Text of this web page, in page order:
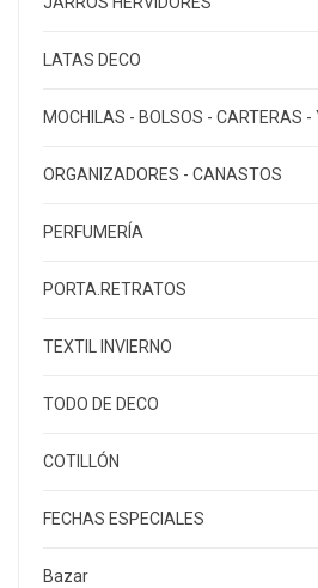
LATAS DECO
MOCHILAS - BOLSOS - CARTERAS -
ORGANIZADORES - CANASTOS
PERFUMERÍA
PORTA.RETRATOS
TEXTIL INVIERNO
TODO DE DECO
COTILLÓN
FECHAS ESPECIALES
Bazar